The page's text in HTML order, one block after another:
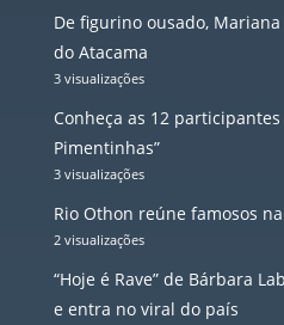
De figurino ousado,
do Atacama
3 visualizações
Conheça as 12 participantes
Pimentinhas”
3 visualizações
Rio Othon reúne famosos
2 visualizações
“Hoje é Rave” de Bárbara
e entra no viral do país